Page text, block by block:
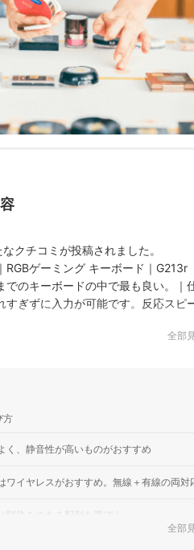
クチコミが投稿されました。
RGBゲーミング キーボード｜G213r
でのキーボードの中で最も良い。｜
すぎずに入力が可能です。反応ス
全部
方
く、静音性が高いものがおすすめ
ワイヤレスがおすすめ。無線＋有線の両対
馴染みのある配列を選ぼう
全部